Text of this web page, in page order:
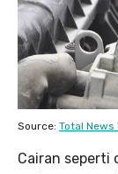
Source: Total News
Cairan seperti